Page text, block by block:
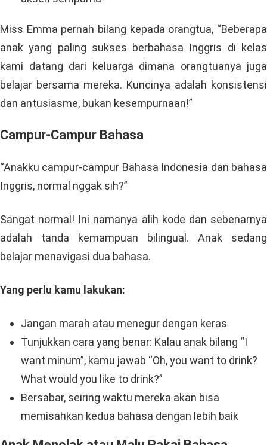
Miss Emma pernah bilang kepada orangtua, “Beberapa
anak yang paling sukses berbahasa Inggris di kelas
kami datang dari keluarga dimana orangtuanya juga
belajar bersama mereka. Kuncinya adalah konsistensi
dan antusiasme, bukan kesempurnaan!”
Campur-Campur Bahasa
“Anakku campur-campur Bahasa Indonesia dan bahasa
Inggris, normal nggak sih?”
Sangat normal! Ini namanya alih kode dan sebenarnya
adalah tanda kemampuan bilingual. Anak sedang
belajar menavigasi dua bahasa.
Yang perlu kamu lakukan:
Jangan marah atau menegur dengan keras
Tunjukkan cara yang benar: Kalau anak bilang “I
want minum”, kamu jawab “Oh, you want to drink?
What would you like to drink?”
Bersabar, seiring waktu mereka akan bisa
memisahkan kedua bahasa dengan lebih baik